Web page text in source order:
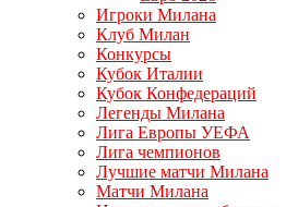
Игроки Милана
Клуб Милан
Конкурсы
Кубок Италии
Кубок Конфедераций
Легенды Милана
Лига Европы УЕФА
Лига чемпионов
Лучшие матчи Милана
Матчи Милана